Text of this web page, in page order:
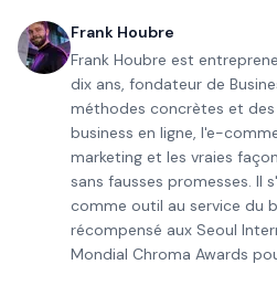
Frank Houbre
Frank Houbre est
dix ans, fondateur de
méthodes concrètes et des
business en ligne, l'e-
marketing et les vraies
sans fausses promesses. Il
comme outil au service du
récompensé aux Seoul
Mondial Chroma Awards